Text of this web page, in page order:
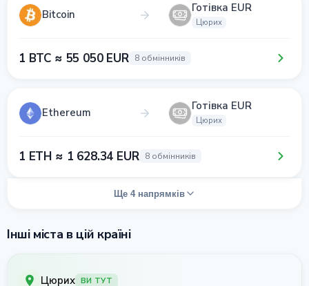
Bitcoin Готівка EUR
Цюрих
1 BTC ≈ 55 050 EUR 8 обмінників
Ethereum Готівка EUR
Цюрих
1 ETH ≈ 1 628.34 EUR 8 обмінників
Ще 4 напрямків
Інші міста в цій країні
Цюрих ВИ ТУТ